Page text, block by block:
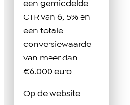
een gemiddelde
CTR van 6,15% en
een totale
conversiewaarde
van meer dan
€6.000 euro
Op de website